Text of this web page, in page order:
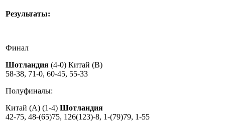
Результаты:
Финал
Шотландия (4-0) Китай (B)
58-38, 71-0, 60-45, 55-33
Полуфиналы:
Китай (A) (1-4) Шотландия
42-75, 48-(65)75, 126(123)-8, 1-(79)79, 1-55